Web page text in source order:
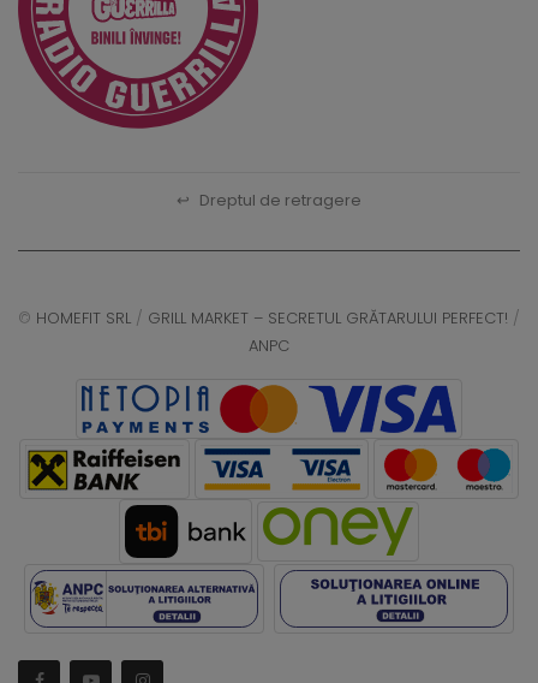
↩ Dreptul de retragere
© HOMEFIT SRL / GRILL MARKET – SECRETUL GRĂTARULUI PERFECT! /
ANPC